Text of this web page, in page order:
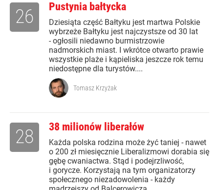
Pustynia bałtycka
Dziesiąta część Bałtyku jest martwa Polskie
wybrzeże Bałtyku jest najczystsze od 30 lat
- ogłosili niedawno burmistrzowie
nadmorskich miast. I wkrótce otwarto prawie
wszystkie plaże i kąpieliska jeszcze rok temu
niedostępne dla turystów....
26
Tomasz Krzyżak
38 milionów liberałów
Każda polska rodzina może żyć taniej - nawet
o 200 zł miesięcznie Liberalizmowi dorabia się
gębę cwaniactwa. Stąd i podejrzliwość,
i gorycze. Korzystają na tym organizatorzy
społecznego niezadowolenia - każdy
28